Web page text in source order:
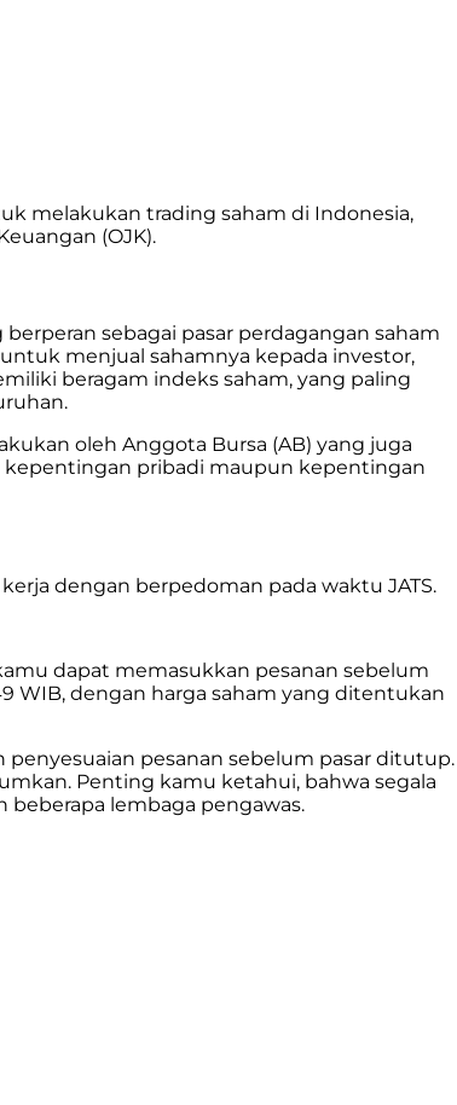
melakukan trading saham di Indonesia,
(OJK).
sebagai pasar perdagangan saham
menjual sahamnya kepada investor,
beragam indeks saham, yang paling
oleh Anggota Bursa (AB) yang juga
kepentingan pribadi maupun kepentingan
dengan berpedoman pada waktu JATS.
dapat memasukkan pesanan sebelum
WIB, dengan harga saham yang ditentukan
penyesuaian pesanan sebelum pasar ditutup.
Penting kamu ketahui, bahwa segala
beberapa lembaga pengawas.